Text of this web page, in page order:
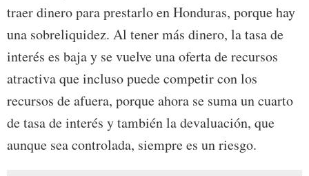
traer dinero para prestarlo en Honduras, porque hay
una sobreliquidez. Al tener más dinero, la tasa de
interés es baja y se vuelve una oferta de recursos
atractiva que incluso puede competir con los
recursos de afuera, porque ahora se suma un cuarto
de tasa de interés y también la devaluación, que
aunque sea controlada, siempre es un riesgo.